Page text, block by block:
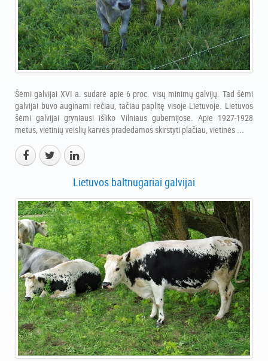
Šėmi galvijai XVI a. sudarė apie 6 proc. visų minimų galvijų. Tad šėmi
galvijai buvo auginami rečiau, tačiau paplitę visoje Lietuvoje. Lietuvos
šėmi galvijai gryniausi išliko Vilniaus gubernijose. Apie 1927-1928
metus, vietinių veislių karvės pradedamos skirstyti plačiau, vietinės ...
Lietuvos baltnugariai galvijai